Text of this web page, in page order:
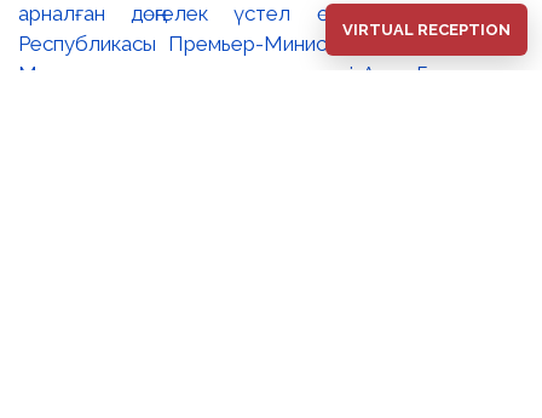
арналған дөңгелек үстел өтті. 🔹Қазақстан
Республикасы Премьер-Министрінің орынбасары –
Мәдениет және ақпарат министрі Аида Ғалымқызы
VIRTUAL RECEPTION